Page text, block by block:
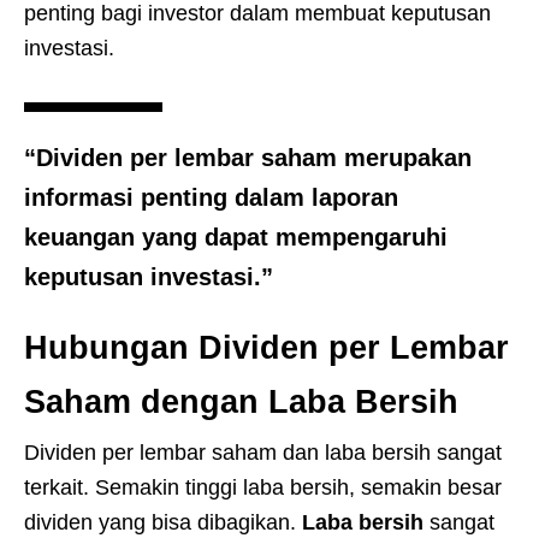
penting bagi investor dalam membuat keputusan
investasi.
“Dividen per lembar saham merupakan
informasi penting dalam laporan
keuangan yang dapat mempengaruhi
keputusan investasi.”
Hubungan Dividen per Lembar
Saham dengan Laba Bersih
Dividen per lembar saham dan laba bersih sangat
terkait. Semakin tinggi laba bersih, semakin besar
dividen yang bisa dibagikan. Laba bersih sangat